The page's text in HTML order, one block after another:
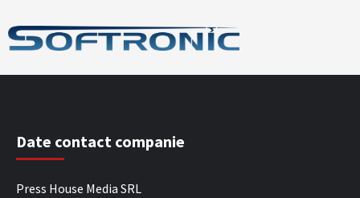
Date contact companie
Press House Media SRL